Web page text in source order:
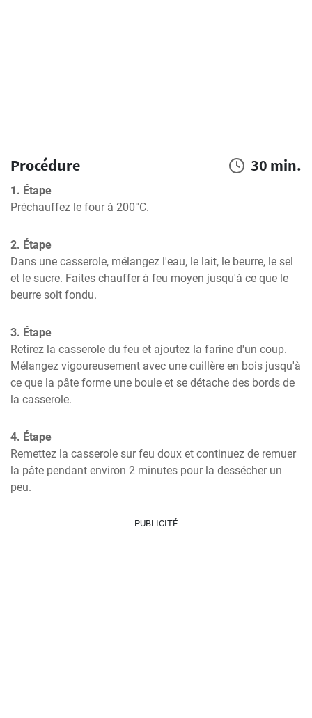
Procédure 30 min.
1. Étape
Préchauffez le four à 200°C.
2. Étape
Dans une casserole, mélangez l'eau, le lait, le beurre, le sel
et le sucre. Faites chauffer à feu moyen jusqu'à ce que le
beurre soit fondu.
3. Étape
Retirez la casserole du feu et ajoutez la farine d'un coup.
Mélangez vigoureusement avec une cuillère en bois jusqu'à
ce que la pâte forme une boule et se détache des bords de
la casserole.
4. Étape
Remettez la casserole sur feu doux et continuez de remuer
la pâte pendant environ 2 minutes pour la dessécher un
peu.
PUBLICITÉ